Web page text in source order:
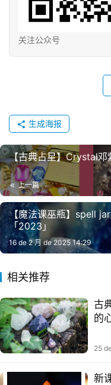
关注公众号
生成海报
【古典占星】Crystal邓
上一篇
【魔‮课法‬巫瓶】spell jar魔法精油篇+ 自然魔‮咒法‬瓶篇
「2023」
16 de 2 月 de 2025 14:29
相关推荐
古
的
25
新